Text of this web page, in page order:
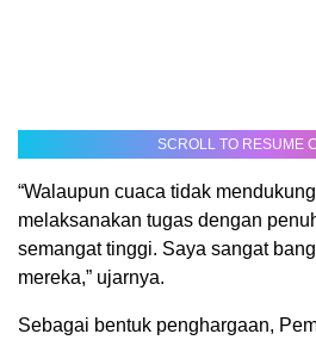
SCROLL TO RESUME
“Walaupun cuaca tidak
melaksanakan tugas dengan
semangat tinggi. Saya sangat
mereka,” ujarnya.
Sebagai bentuk penghargaan,